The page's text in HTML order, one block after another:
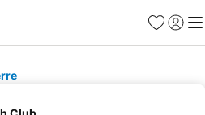
Favoriter
Logga